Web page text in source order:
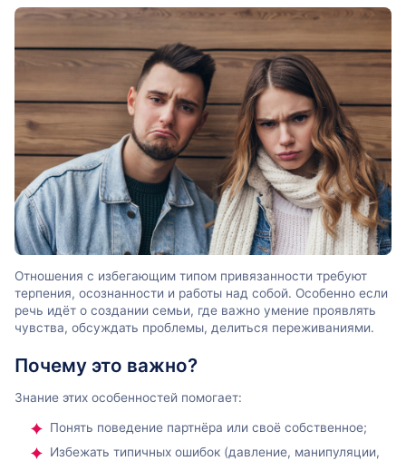
Отношения с избегающим типом привязанности требуют
терпения, осознанности и работы над собой. Особенно если
речь идёт о создании семьи, где важно умение проявлять
чувства, обсуждать проблемы, делиться переживаниями.
Почему это важно?
Знание этих особенностей помогает:
Понять поведение партнёра или своё собственное;
Избежать типичных ошибок (давление, манипуляции,